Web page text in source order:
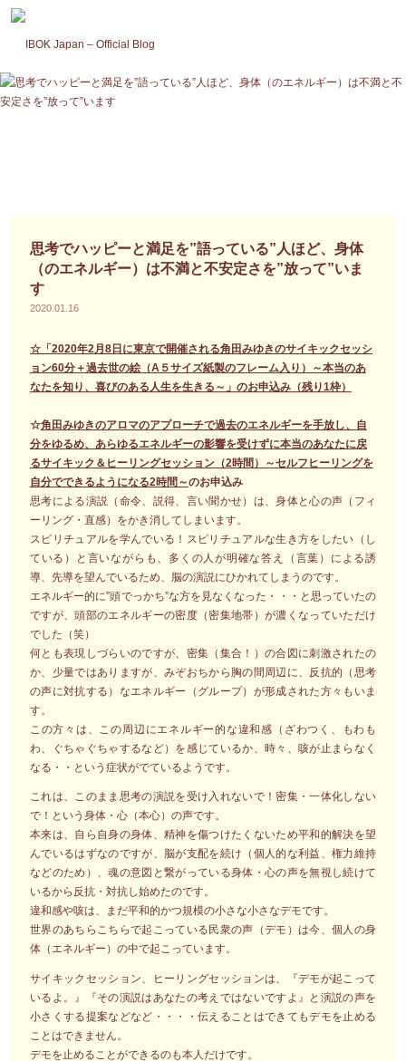
ツ
へ
思考でハッピーと満足を”語っている”人ほど、身体
（のエネルギー）は不満と不安定さを”放って”いま
す
2020.01.16
☆「2020年2月8日に東京で開催される角田みゆきのサイキックセッシ
ョン60分＋過去世の絵（A５サイズ紙製のフレーム入り）～本当のあ
なたを知り、喜びのある人生を生きる～」のお申込み（残り1枠）
☆角田みゆきのアロマのアプローチで過去のエネルギーを手放し、自
分をゆるめ、あらゆるエネルギーの影響を受けずに本当のあなたに戻
るサイキック＆ヒーリングセッション（2時間）～セルフヒーリングを
自分でできるようになる2時間～のお申込み
思考による演説（命令、説得、言い聞かせ）は、身体と心の声（フィ
ーリング・直感）をかき消してしまいます。
スピリチュアルを学んでいる！スピリチュアルな生き方をしたい（し
ている）と言いながらも、多くの人が明確な答え（言葉）による誘
導、先導を望んでいるため、脳の演説にひかれてしまうのです。
エネルギー的に”頭でっかち”な方を見なくなった・・・と思っていたの
ですが、頭部のエネルギーの密度（密集地帯）が濃くなっていただけ
でした（笑）
何とも表現しづらいのですが、密集（集合！）の合図に刺激されたの
か、少量ではありますが、みぞおちから胸の間周辺に、反抗的（思考
の声に対抗する）なエネルギー（グループ）が形成された方々もいま
す。
この方々は、この周辺にエネルギー的な違和感（ざわつく、もわも
わ、ぐちゃぐちゃするなど）を感じているか、時々、咳が止まらなく
なる・・という症状がでているようです。
これは、このまま思考の演説を受け入れないで！密集・一体化しない
で！という身体・心（本心）の声です。
本来は、自ら自身の身体、精神を傷つけたくないため平和的解決を望
んでいるはずなのですが、脳が支配を続け（個人的な利益、権力維持
などのため）、魂の意図と繋がっている身体・心の声を無視し続けて
いるから反抗・対抗し始めたのです。
違和感や咳は、まだ平和的かつ規模の小さな小さなデモです。
世界のあちらこちらで起こっている民衆の声（デモ）は今、個人の身
体（エネルギー）の中で起こっています。
サイキックセッション、ヒーリングセッションは、『デモが起こって
いるよ。』『その演説はあなたの考えではないですよ』と演説の声を
小さくする提案などなど・・・・伝えることはできてもデモを止める
ことはできません。
デモを止めることができるのも本人だけです。